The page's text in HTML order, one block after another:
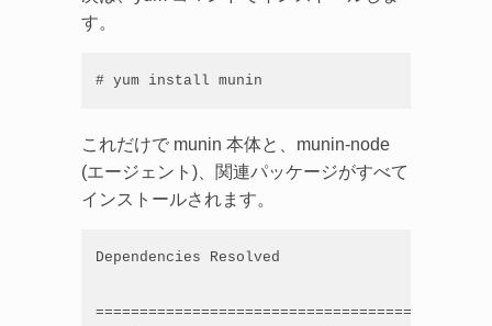
す。
# yum install munin
これだけで munin 本体と、munin-node
(エージェント)、関連パッケージがすべて
インストールされます。
Dependencies Resolved